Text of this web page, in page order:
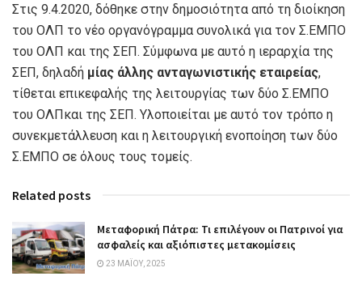
Στις 9.4.2020, δόθηκε στην δημοσιότητα από τη διοίκηση
του OΛΠ το νέο οργανόγραμμα συνολικά για τον Σ.ΕΜΠΟ
του OΛΠ και της ΣΕΠ. Σύμφωνα με αυτό η ιεραρχία της
ΣΕΠ, δηλαδή μίας άλλης ανταγωνιστικής εταιρείας,
τίθεται επικεφαλής της λειτουργίας των δύο Σ.ΕΜΠΟ
του ΟΛΠκαι της ΣΕΠ. Υλοποιείται με αυτό τον τρόπο η
συνεκμετάλλευση και η λειτουργική ενοποίηση των δύο
Σ.ΕΜΠΟ σε όλους τους τομείς.
Related posts
Μεταφορική Πάτρα: Τι επιλέγουν οι Πατρινοί για
ασφαλείς και αξιόπιστες μετακομίσεις
23 ΜΑΪ́ΟΥ, 2025